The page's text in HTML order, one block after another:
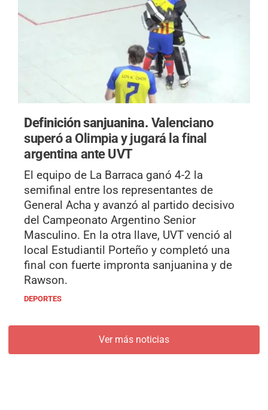
Definición sanjuanina. Valenciano
superó a Olimpia y jugará la final
argentina ante UVT
El equipo de La Barraca ganó 4-2 la
semifinal entre los representantes de
General Acha y avanzó al partido decisivo
del Campeonato Argentino Senior
Masculino. En la otra llave, UVT venció al
local Estudiantil Porteño y completó una
final con fuerte impronta sanjuanina y de
Rawson.
DEPORTES
Ver más noticias